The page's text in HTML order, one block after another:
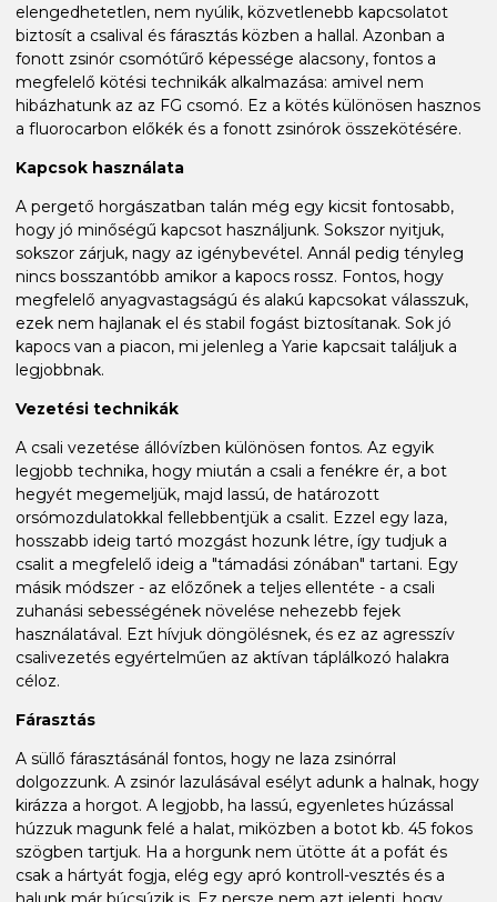
elengedhetetlen, nem nyúlik, közvetlenebb kapcsolatot
biztosít a csalival és fárasztás közben a hallal. Azonban a
fonott zsinór csomótűrő képessége alacsony, fontos a
megfelelő kötési technikák alkalmazása: amivel nem
hibázhatunk az az FG csomó. Ez a kötés különösen hasznos
a fluorocarbon előkék és a fonott zsinórok összekötésére.
Kapcsok használata
A pergető horgászatban talán még egy kicsit fontosabb,
hogy jó minőségű kapcsot használjunk. Sokszor nyitjuk,
sokszor zárjuk, nagy az igénybevétel. Annál pedig tényleg
nincs bosszantóbb amikor a kapocs rossz. Fontos, hogy
megfelelő anyagvastagságú és alakú kapcsokat válasszuk,
ezek nem hajlanak el és stabil fogást biztosítanak. Sok jó
kapocs van a piacon, mi jelenleg a Yarie kapcsait találjuk a
legjobbnak.
Vezetési technikák
A csali vezetése állóvízben különösen fontos. Az egyik
legjobb technika, hogy miután a csali a fenékre ér, a bot
hegyét megemeljük, majd lassú, de határozott
orsómozdulatokkal fellebbentjük a csalit. Ezzel egy laza,
hosszabb ideig tartó mozgást hozunk létre, így tudjuk a
csalit a megfelelő ideig a "támadási zónában" tartani. Egy
másik módszer - az előzőnek a teljes ellentéte - a csali
zuhanási sebességének növelése nehezebb fejek
használatával. Ezt hívjuk döngölésnek, és ez az agresszív
csalivezetés egyértelműen az aktívan táplálkozó halakra
céloz.
Fárasztás
A süllő fárasztásánál fontos, hogy ne laza zsinórral
dolgozzunk. A zsinór lazulásával esélyt adunk a halnak, hogy
kirázza a horgot. A legjobb, ha lassú, egyenletes húzással
húzzuk magunk felé a halat, miközben a botot kb. 45 fokos
szögben tartjuk. Ha a horgunk nem ütötte át a pofát és
csak a hártyát fogja, elég egy apró kontroll-vesztés és a